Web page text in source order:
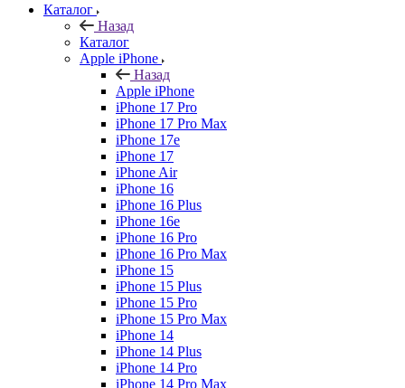
Каталог
Назад
Каталог
Apple iPhone
Назад
Apple iPhone
iPhone 17 Pro
iPhone 17 Pro Max
iPhone 17e
iPhone 17
iPhone Air
iPhone 16
iPhone 16 Plus
iPhone 16e
iPhone 16 Pro
iPhone 16 Pro Max
iPhone 15
iPhone 15 Plus
iPhone 15 Pro
iPhone 15 Pro Max
iPhone 14
iPhone 14 Plus
iPhone 14 Pro
iPhone 14 Pro Max